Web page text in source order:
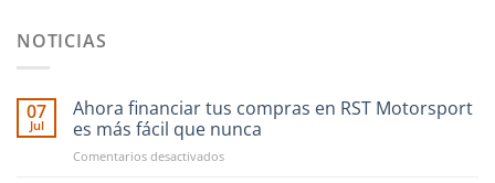
NOTICIAS
07
Jul
Ahora financiar tus compras en RST Motorsport
es más fácil que nunca
Comentarios desactivadosen